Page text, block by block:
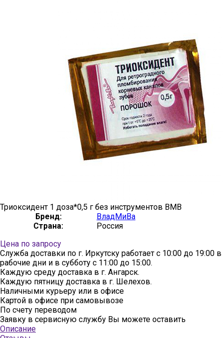
Триоксидент 1 доза*0,5 г без инструментов ВМВ
Бренд:
ВладМиВа
Страна:
Россия
Цена по запросу
Служба доставки по г. Иркутску работает с 10:00 до 19:00 в
рабочие дни и в субботу с 11:00 до 15:00.
Каждую среду доставка в г. Ангарск.
Каждую пятницу доставка в г. Шелехов.
Наличными курьеру или в офисе
Картой в офисе при самовывозе
По счету переводом
Заявку в сервисную службу Вы можете оставить
Описание